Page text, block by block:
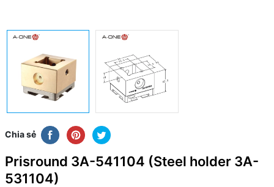
Chia sẻ
Prisround 3A-541104 (Steel holder 3A-
531104)